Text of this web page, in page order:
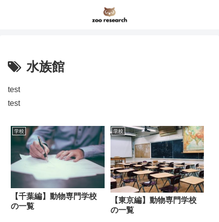
水族館
test
test
学校
【千葉編】動物専門学校
の一覧
学校
【東京編】動物専門学校
の一覧